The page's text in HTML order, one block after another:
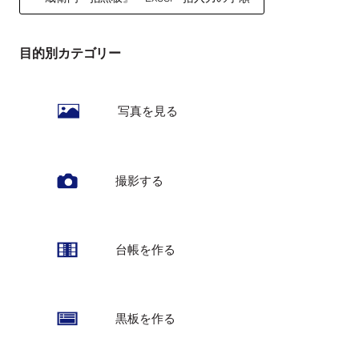
目的別カテゴリー
写真を見る
撮影する
台帳を作る
黒板を作る